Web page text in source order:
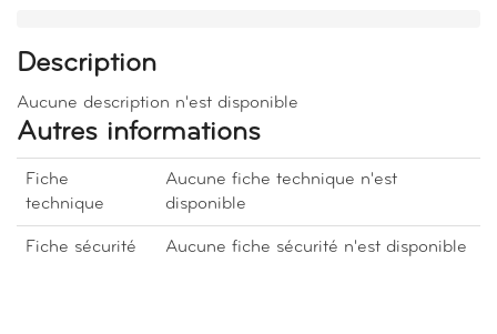
Description
Aucune description n'est disponible
Autres informations
Fiche
technique
Aucune fiche technique n'est
disponible
Fiche sécurité Aucune fiche sécurité n'est disponible